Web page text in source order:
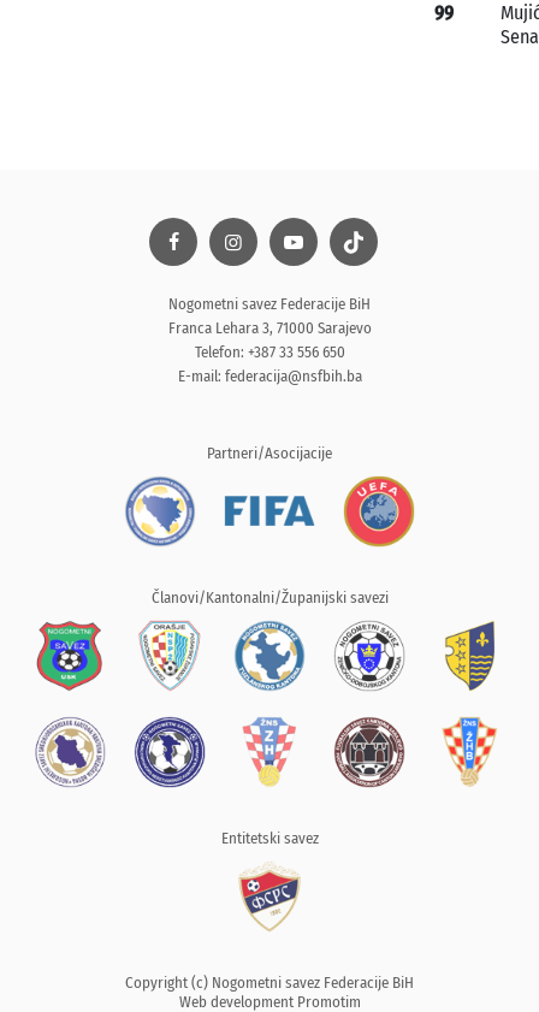
99
Nogometni savez Federacije BiH
Franca Lehara 3, 71000 Sarajevo
Telefon: +387 33 556 650
E-mail: federacija@nsfbih.ba
Partneri/Asocijacije
Članovi/Kantonalni/Županijski savezi
Entitetski savez
Copyright (c) Nogometni savez Federacije BiH
Web development Promotim